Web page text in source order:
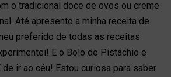
o tradicional doce de ovos ou creme
Até apresento a minha receita de
preferido de todas as receitas
E o Bolo de Pistáchio e
de ir ao céu! Estou curiosa para saber